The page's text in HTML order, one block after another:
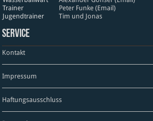
Trainer
Peter Funke (Email)
Jugendtrainer
Tim und Jonas
Service
Kontakt
Impressum
Haftungsausschluss